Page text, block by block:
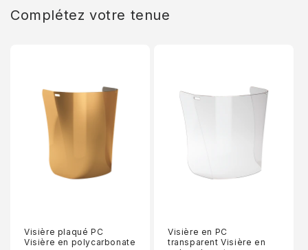
Complétez votre tenue
Visière plaqué PC
Visière en polycarbonate
Visière en PC
transparent Visière en